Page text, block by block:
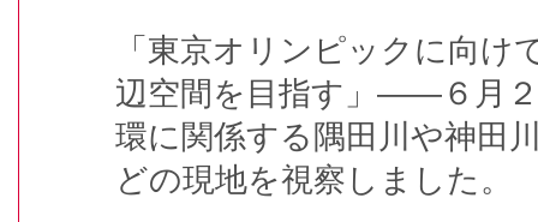
「東京オリンピックに向け
辺空間を目指す」――６月
環に関係する隅田川や神田
どの現地を視察しました。